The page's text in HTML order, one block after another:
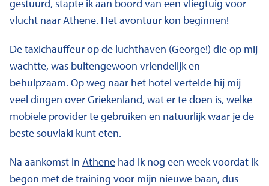
gestuurd, stapte ik aan boord van een vliegtuig voor
vlucht naar Athene. Het avontuur kon beginnen!
De taxichauffeur op de luchthaven (George!) die op mij
wachtte, was buitengewoon vriendelijk en
behulpzaam. Op weg naar het hotel vertelde hij mij
veel dingen over Griekenland, wat er te doen is, welke
mobiele provider te gebruiken en natuurlijk waar je de
beste souvlaki kunt eten.
Na aankomst in Athene had ik nog een week voordat ik
begon met de training voor mijn nieuwe baan, dus